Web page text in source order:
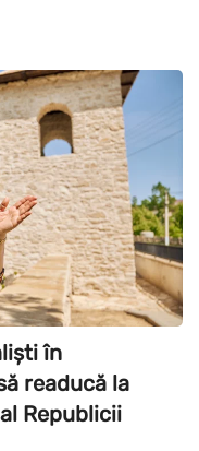
în
readucă la
Republicii